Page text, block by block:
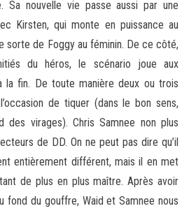
Sa nouvelle vie passe aussi par une
Kirsten, qui monte en puissance au
sorte de Foggy au féminin. De ce côté,
du héros, le scénario joue aux
la fin. De toute manière deux ou trois
de tiquer (dans le bon sens,
des virages). Chris Samnee non plus
de DD. On ne peut pas dire qu’il
entièrement différent, mais il en met
de plus en plus maître. Après avoir
fond du gouffre, Waid et Samnee nous